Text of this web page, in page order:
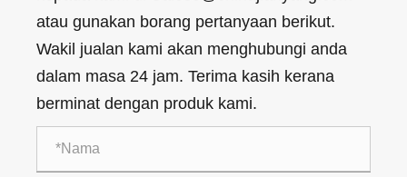
atau gunakan borang pertanyaan berikut.
Wakil jualan kami akan menghubungi anda
dalam masa 24 jam. Terima kasih kerana
berminat dengan produk kami.